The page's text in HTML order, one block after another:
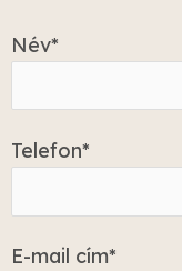
Név*
Telefon*
E-mail cím*